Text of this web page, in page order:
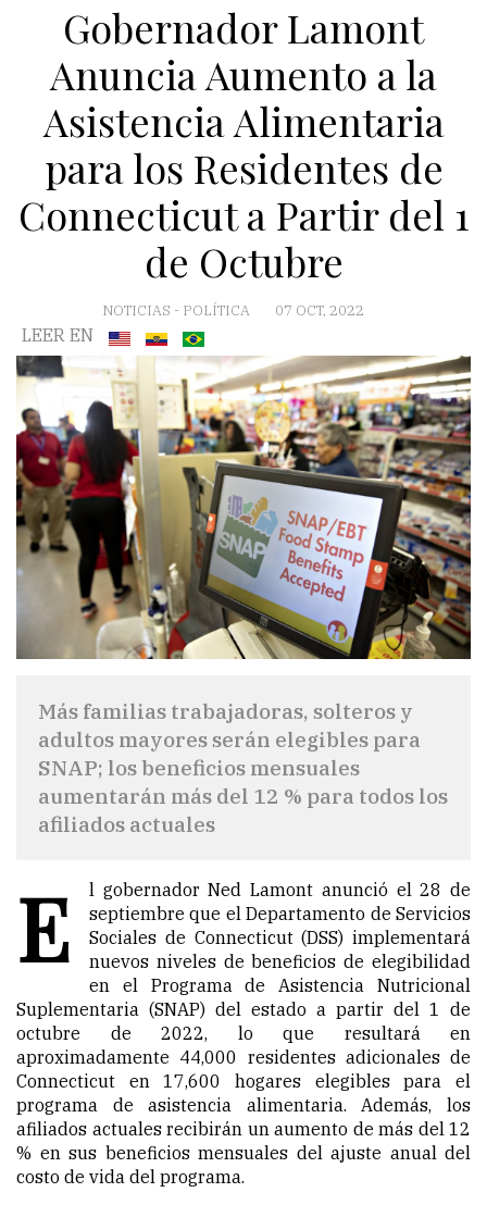
Gobernador Lamont
Anuncia Aumento a la
Asistencia Alimentaria
para los Residentes de
Connecticut a Partir del 1
de Octubre
NOTICIAS - POLÍTICA 07 OCT, 2022
LEER EN
Más familias trabajadoras, solteros y
adultos mayores serán elegibles para
SNAP; los beneficios mensuales
aumentarán más del 12 % para todos los
afiliados actuales
E
l gobernador Ned Lamont anunció el 28 de
septiembre que el Departamento de Servicios
Sociales de Connecticut (DSS) implementará
nuevos niveles de beneficios de elegibilidad
en el Programa de Asistencia Nutricional
Suplementaria (SNAP) del estado a partir del 1 de
octubre de 2022, lo que resultará en
aproximadamente 44,000 residentes adicionales de
Connecticut en 17,600 hogares elegibles para el
programa de asistencia alimentaria. Además, los
afiliados actuales recibirán un aumento de más del 12
% en sus beneficios mensuales del ajuste anual del
costo de vida del programa.